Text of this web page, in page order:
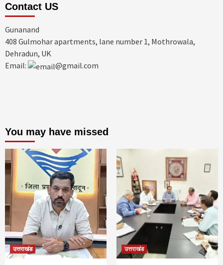
Contact US
Gunanand
408 Gulmohar apartments, lane number 1, Mothrowala,
Dehradun, UK
Email:
@gmail.com
You may have missed
उत्तराखंड उत्तराखंड